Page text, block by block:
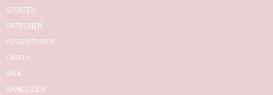
STOFFEN
PATRONEN
FOURNITUREN
LABELS
SALE
NAAILESSEN